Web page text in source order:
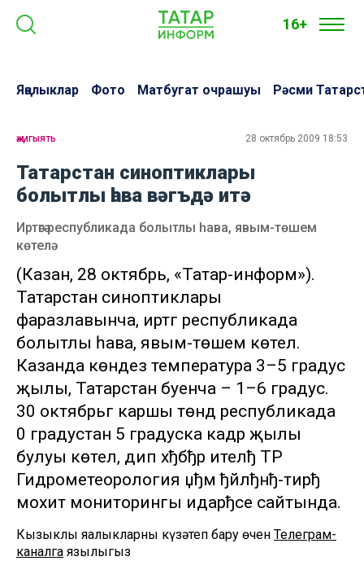
16+
Яңалыклар Фото Матбугат очрашуы Рәсми
җәмгыять 28 октябрь 2009 18:53
Татарстан синоптиклары
болытлы һава вәгъдә итә
Иртәгә республикада болытлы һава, явым-төшем
көтелә
(Казан, 28 октябрь, «Татар-информ»).
Татарстан синоптиклары
фаразлавынча, иртәгә республикада
болытлы һава, явым-төшем көтелә.
Казанда көндез температура 3–5 градус
җылы, Татарстан буенча – 1–6 градус.
30 октябрьгә каршы төндә республикада
0 градустан 5 градуска кадәр җылы
булуы көтелә, дип хђбђр ителђ ТР
Гидрометеорология џђм ђйлђнђ-тирђ
мохит мониторингы идарђсе сайтында.
Кызыклы яңалыкларны күзәтеп бару өчен Телеграм-
каналга язылыгыз